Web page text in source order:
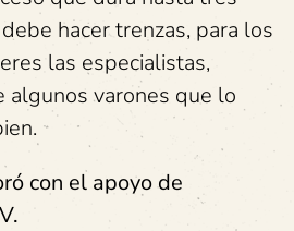
hacer trenzas, para los
las especialistas,
algunos varones que lo
con el apoyo de